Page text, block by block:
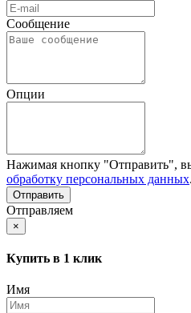
Сообщение
Опции
Нажимая кнопку "Отправить", вы
обработку персональных данных.
Отправляем
×
Купить в 1 клик
Имя